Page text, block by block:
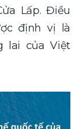
Lấp. Điều
định vị là
lai của Việt